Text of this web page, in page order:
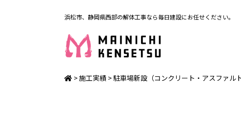
浜松市、静岡県西部の解体工事なら毎日建設にお任せください。
>施工実績 > 駐車場新設（コンクリート・アスファル